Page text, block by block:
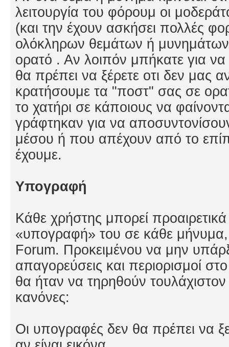
λειτουργία του φόρουμ οι
(και την έχουν ασκήσει πολλές
ολόκληρων θεμάτων ή μυνημάτων
ορατό . Αν λοιπόν μπήκατε για
θα πρέπει να ξέρετε οτι δεν μας
κρατήσουμε τα "ποστ" σας σε
το χατήρι σε κάποιους να
γράφτηκαν για να
μέσου ή που απέχουν από το
έχουμε.
Υπογραφή
Κάθε χρήστης μπορεί
«υπογραφή» του σε κάθε μήνυμα,
Forum. Προκειμένου να μην
απαγορεύσεις και περιορισμοί
θα ήταν να τηρηθούν τουλάχιστον
κανόνες:
Οι υπογραφές δεν θα πρέπει να